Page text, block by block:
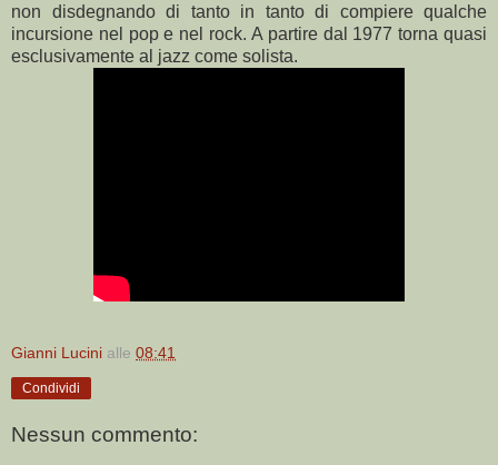
non disdegnando di tanto in tanto di compiere qualche
incursione nel pop e nel rock. A partire dal 1977 torna quasi
esclusivamente al jazz come solista.
Gianni Lucini alle 08:41
Condividi
Nessun commento: